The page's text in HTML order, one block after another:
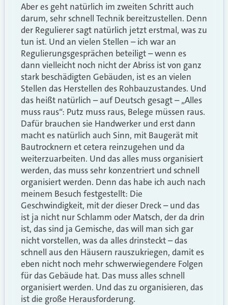
Aber es geht natürlich im zweiten Schritt auch
darum, sehr schnell Technik bereitzustellen. Denn
der Regulierer sagt natürlich jetzt erstmal, was zu
tun ist. Und an vielen Stellen – ich war an
Regulierungsgesprächen beteiligt – wenn es
dann vielleicht noch nicht der Abriss ist von ganz
stark beschädigten Gebäuden, ist es an vielen
Stellen das Herstellen des Rohbauzustandes. Und
das heißt natürlich – auf Deutsch gesagt – „Alles
muss raus“: Putz muss raus, Belege müssen raus.
Dafür brauchen sie Handwerker und erst dann
macht es natürlich auch Sinn, mit Baugerät mit
Bautrocknern et cetera reinzugehen und da
weiterzuarbeiten. Und das alles muss organisiert
werden, das muss sehr konzentriert und schnell
organisiert werden. Denn das habe ich auch nach
meinem Besuch festgestellt: Die
Geschwindigkeit, mit der dieser Dreck – und das
ist ja nicht nur Schlamm oder Matsch, der da drin
ist, das sind ja Gemische, das will man sich gar
nicht vorstellen, was da alles drinsteckt – das
schnell aus den Häusern rauszukriegen, damit es
eben nicht noch mehr schwerwiegendere Folgen
für das Gebäude hat. Das muss alles schnell
organisiert werden. Und das zu organisieren, das
ist die große Herausforderung.